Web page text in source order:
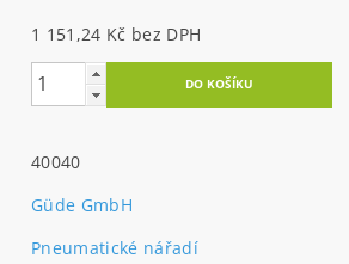
1 151,24 Kč bez DPH
40040
Güde GmbH
Pneumatické nářadí